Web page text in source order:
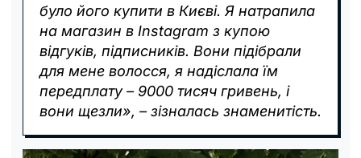
було його купити в Києві. Я натрапила
на магазин в Instagram з купою
відгуків, підписників. Вони підібрали
для мене волосся, я надіслала їм
передплату – 9000 тисяч гривень, і
вони щезли», – зізналась знаменитість.